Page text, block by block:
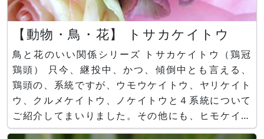
【動物・鳥・花】 トサカケイトウ
鳥と花のいい関係シリーズ トサカケイトウ（鶏冠
鶏頭） 只今、継投中、かつ、傾倒中とも言える、
鶏頭の、系統ですが、ウモウケイトウ、ヤリケイト
ウ、クルメケイトウ、ノケイトウと４系統について
ご紹介してまいりました。その他にも、ヒモケイト
ウやハケイトウ等のケイトウ属ではないけれども、